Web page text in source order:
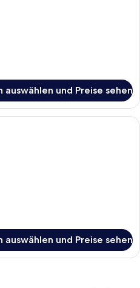
auswählen und Preise sehen
Ein modernes Badezimmer mit
auswählen und Preise sehen